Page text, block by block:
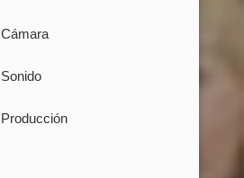
Cámara
Sonido
Producción